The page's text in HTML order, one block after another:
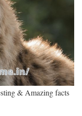
& Amazing facts